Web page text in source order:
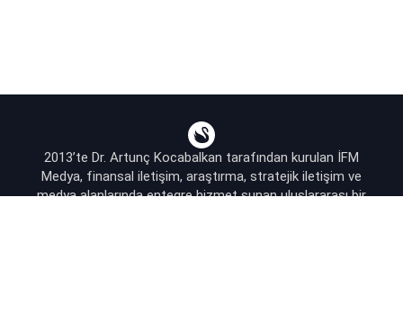
2013’te Dr. Artunç Kocabalkan tarafından kurulan İFM
Medya, finansal iletişim, araştırma, stratejik iletişim ve
medya alanlarında entegre hizmet sunan uluslararası bir